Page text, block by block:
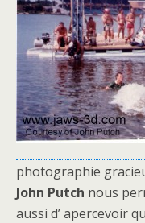
photographie
John Putch nous
aussi d’ apercevoir